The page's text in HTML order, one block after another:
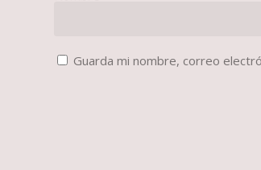
Guarda mi nombre, correo